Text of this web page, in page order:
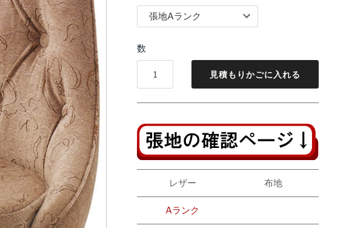
数
見積もりかごに入れる
レザー 布地
Aランク